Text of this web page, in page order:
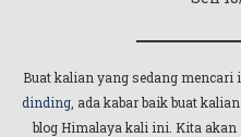
Buat kalian yang sedang
dinding, ada kabar baik buat
blog Himalaya kali ini. Kita akan